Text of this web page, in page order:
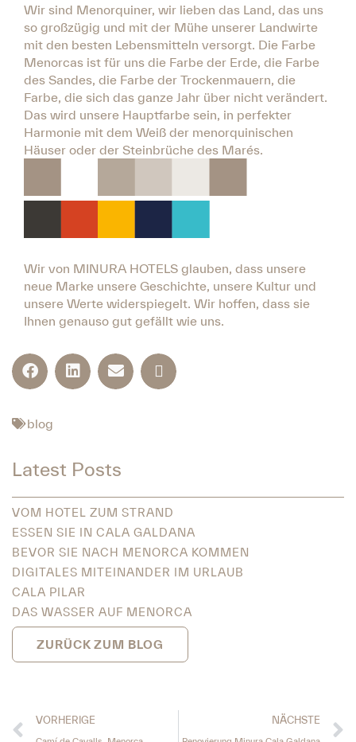
Wir sind Menorquiner, wir lieben das Land, das uns
so großzügig und mit der Mühe unserer Landwirte
mit den besten Lebensmitteln versorgt. Die Farbe
Menorcas ist für uns die Farbe der Erde, die Farbe
des Sandes, die Farbe der Trockenmauern, die
Farbe, die sich das ganze Jahr über nicht verändert.
Das wird unsere Hauptfarbe sein, in perfekter
Harmonie mit dem Weiß der menorquinischen
Häuser oder der Steinbrüche des Marés.
Wir von MINURA HOTELS glauben, dass unsere
neue Marke unsere Geschichte, unsere Kultur und
unsere Werte widerspiegelt. Wir hoffen, dass sie
Ihnen genauso gut gefällt wie uns.
blog
Latest Posts
VOM HOTEL ZUM STRAND
ESSEN SIE IN CALA GALDANA
BEVOR SIE NACH MENORCA KOMMEN
DIGITALES MITEINANDER IM URLAUB
CALA PILAR
DAS WASSER AUF MENORCA
ZURÜCK ZUM BLOG
VORHERIGE NÄCHSTE